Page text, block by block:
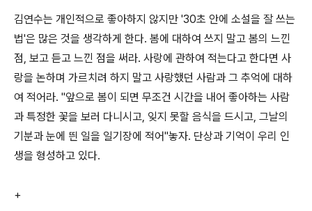
김연수는 개인적으로 좋아하지 않지만 '30초 안에 소설을 잘 쓰는
법'은 많은 것을 생각하게 한다. 봄에 대하여 쓰지 말고 봄의 느낀
점, 보고 듣고 느낀 점을 써라. 사랑에 관하여 적는다고 한다면 사
랑을 논하며 가르치려 하지 말고 사랑했던 사람과 그 추억에 대하
여 적어라. "앞으로 봄이 되면 무조건 시간을 내어 좋아하는 사람
과 특정한 꽃을 보러 다니시고, 잊지 못할 음식을 드시고, 그날의
기분과 눈에 띈 일을 일기장에 적어"놓자. 단상과 기억이 우리 인
생을 형성하고 있다.
+